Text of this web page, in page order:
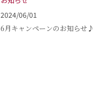
2024/06/01
6月キャンペーンのお知らせ♪